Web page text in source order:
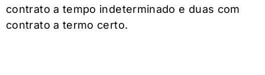
contrato a tempo indeterminado e duas com
contrato a termo certo.